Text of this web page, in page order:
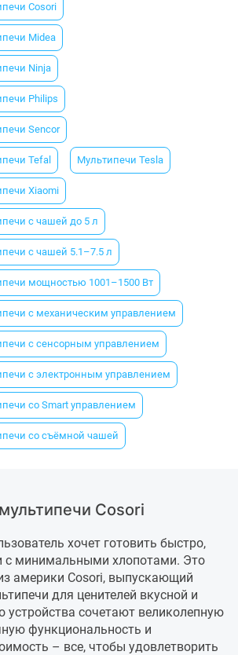
Cosori
Midea
Ninja
Philips
Sencor
Tefal Мультипечи Tesla
Xiaomi
с чашей до 5 л
с чашей 5.1–7.5 л
мощностью 1001–1500 Вт
с механическим управлением
с сенсорным управлением
с электронным управлением
со Smart управлением
со съёмной чашей
Cosori
хочет готовить быстро,
с минимальными хлопотами. Это
америки Cosori, выпускающий
для ценителей вкусной и
устройства сочетают великолепную
функциональность и
– все, чтобы удовлетворить